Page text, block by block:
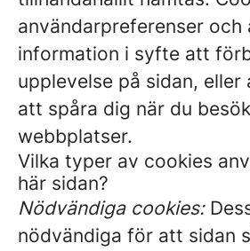
användarpreferenser och
information i syfte att
upplevelse på sidan, eller
att spåra dig när du
webbplatser.
Vilka typer av cookies
här sidan?
Nödvändiga cookies:
nödvändiga för att sidan